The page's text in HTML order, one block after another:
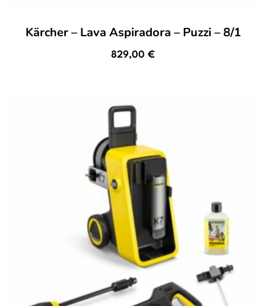
Kärcher – Lava Aspiradora – Puzzi – 8/1
829,00 €